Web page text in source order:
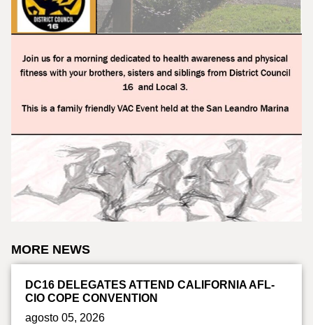
MORE NEWS
DC16 DELEGATES ATTEND CALIFORNIA AFL-
CIO COPE CONVENTION
agosto 05, 2026